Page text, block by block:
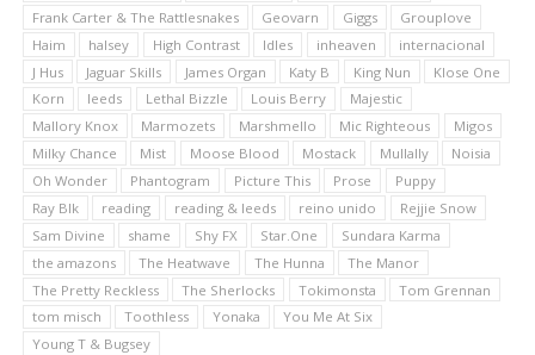
Frank Carter & The Rattlesnakes
Geovarn Giggs
Grouplove
Haim
halsey High Contrast Idles inheaven
internacional
J Hus
Jaguar Skills James Organ Katy B King Nun
Klose One
Korn
leeds Lethal Bizzle Louis Berry
Majestic
Mallory Knox
Marmozets Marshmello Mic Righteous
Migos
Milky Chance
Mist Moose Blood Mostack Mullally
Noisia
Oh Wonder
Phantogram Picture This Prose
Puppy
Ray Blk
reading reading & leeds reino unido
Rejjie Snow
Sam Divine
shame Shy FX Star.One
Sundara Karma
the amazons
The Heatwave The Hunna
The Manor
The Pretty Reckless
The Sherlocks Tokimonsta
Tom Grennan
tom misch
Toothless Yonaka
You Me At Six
Young T & Bugsey